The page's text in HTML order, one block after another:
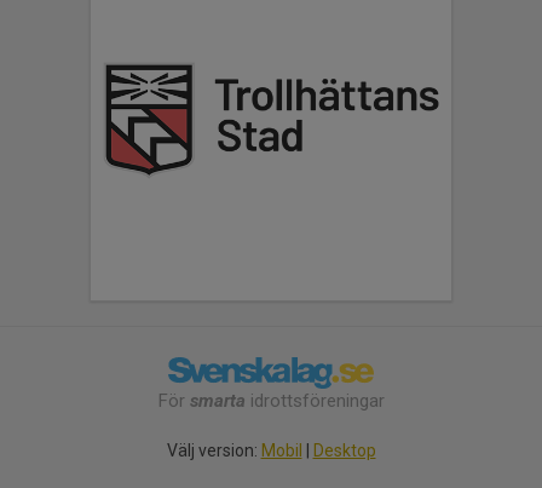
För smarta idrottsföreningar
Välj version: Mobil Desktop